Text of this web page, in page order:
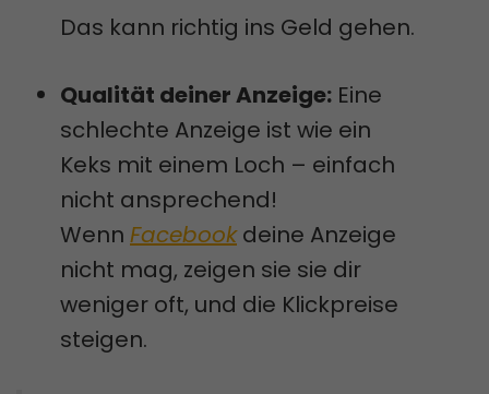
Das kann richtig ins Geld gehen.
Qualität deiner Anzeige: Eine
schlechte Anzeige ist wie ein
Keks mit einem Loch – einfach
nicht ansprechend!
Wenn Facebookdeine Anzeige
nicht mag, zeigen sie sie dir
weniger oft, und die Klickpreise
steigen.